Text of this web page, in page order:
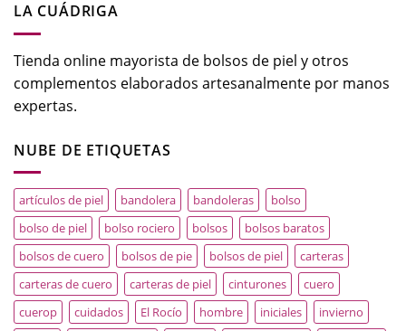
LA CUÁDRIGA
Tienda online mayorista de bolsos de piel y otros
complementos elaborados artesanalmente por manos
expertas.
NUBE DE ETIQUETAS
artículos de piel bandolera bandoleras
bolso
bolso de piel
bolso rociero bolsos
bolsos baratos
bolsos de cuero
bolsos de pie bolsos de piel
carteras
carteras de cuero
carteras de piel cinturones
cuero
cuerop
cuidados El Rocío hombre iniciales
invierno